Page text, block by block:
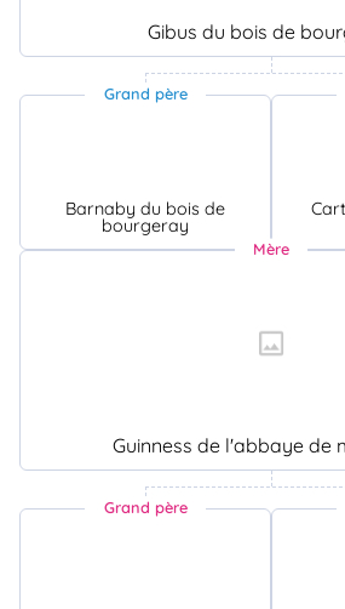
Gibus du bois de
Grand père
Barnaby du bois de
bourgeray
Mère
Guinness de l'abbaye de
Grand père